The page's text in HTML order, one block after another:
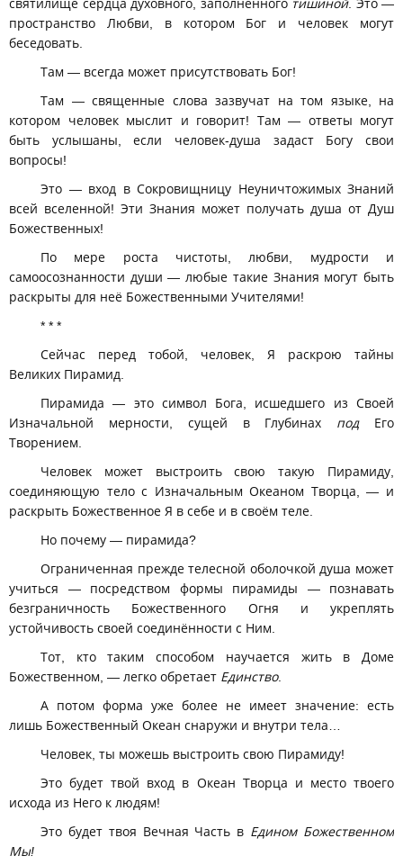
святилище сердца духовного, заполненного тишиной. Это —
пространство Любви, в котором Бог и человек могут
беседовать.
Там — всегда может присутствовать Бог!
Там — священные слова зазвучат на том языке, на
котором человек мыслит и говорит! Там — ответы могут
быть услышаны, если человек-душа задаст Богу свои
вопросы!
Это — вход в Сокровищницу Неуничтожимых Знаний
всей вселенной! Эти Знания может получать душа от Душ
Божественных!
По мере роста чистоты, любви, мудрости и
самоосознанности души — любые такие Знания могут быть
раскрыты для неё Божественными Учителями!
* * *
Сейчас перед тобой, человек, Я раскрою тайны
Великих Пирамид.
Пирамида — это символ Бога, исшедшего из Своей
Изначальной мерности, сущей в Глубинах подЕго
Творением.
Человек может выстроить свою такую Пирамиду,
соединяющую тело с Изначальным Океаном Творца, — и
раскрыть Божественное Я в себе и в своём теле.
Но почему — пирамида?
Ограниченная прежде телесной оболочкой душа может
учиться — посредством формы пирамиды — познавать
безграничность Божественного Огня и укреплять
устойчивость своей соединённости с Ним.
Тот, кто таким способом научается жить в Доме
Божественном, — легко обретает Единство.
А потом форма уже более не имеет значение: есть
лишь Божественный Океан снаружи и внутри тела…
Человек, ты можешь выстроить свою Пирамиду!
Это будет твой вход в Океан Творца и место твоего
исхода из Него к людям!
Это будет твоя Вечная Часть в Едином Божественном
Мы!